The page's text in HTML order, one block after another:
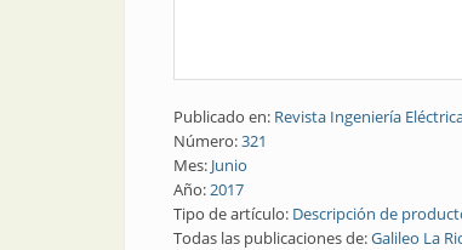
Publicado en: Revista Ingeniería
Número:321
Mes: Junio
Año:2017
Tipo de artículo: Descripción de
Todas las publicaciones de:Galileo La